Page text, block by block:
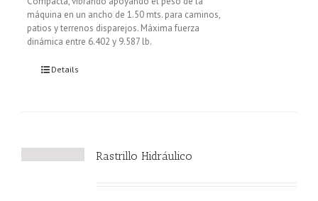
máquina en un ancho de 1.50 mts. para caminos,
patios y terrenos disparejos. Máxima fuerza
dinámica entre 6.402 y 9.587 lb.
Details
Rastrillo Hidráulico